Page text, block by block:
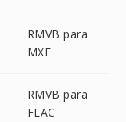
RMVB para
MXF
RMVB para
FLAC